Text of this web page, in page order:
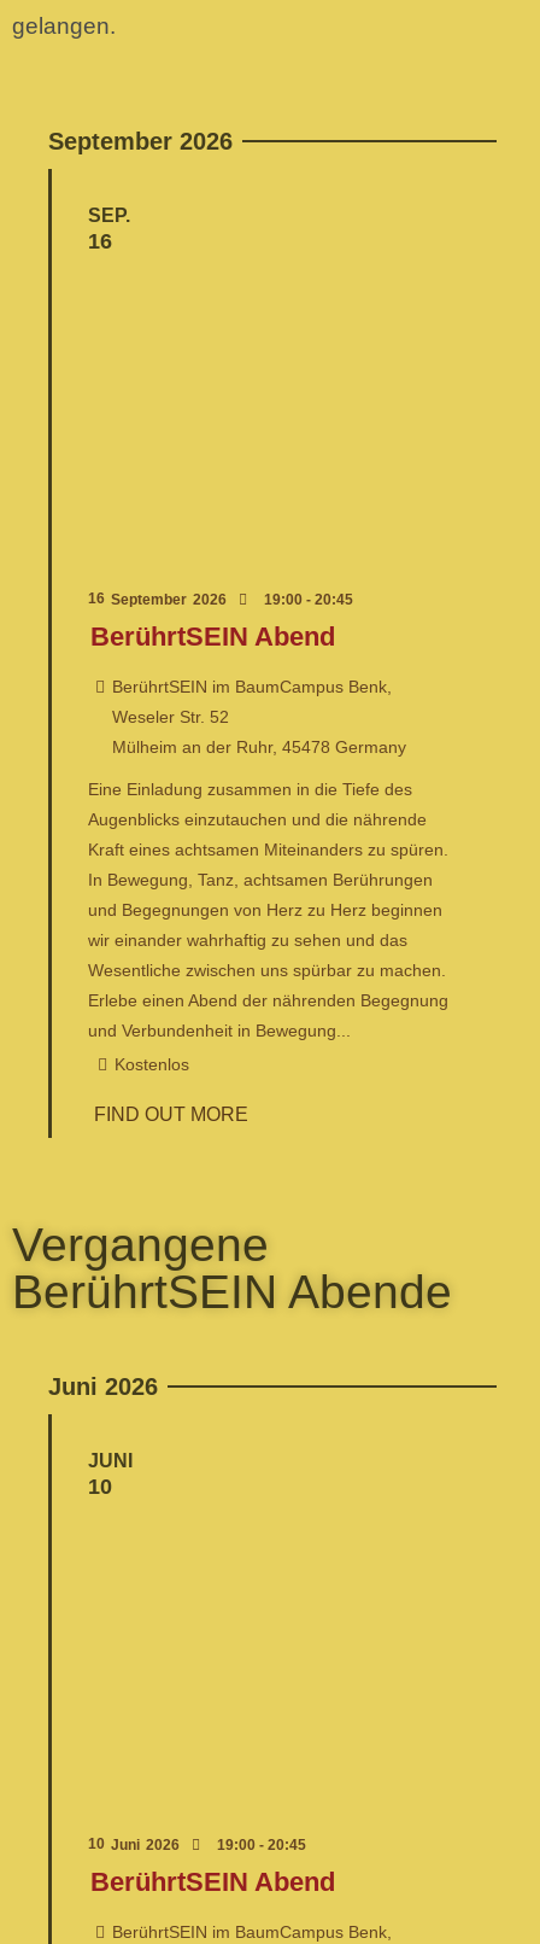
gelangen.
September 2026
SEP.
16
16 September 2026 19:00 - 20:45
BerührtSEIN Abend
BerührtSEIN im BaumCampus Benk,
Weseler Str. 52
Mülheim an der Ruhr, 45478 Germany
Eine Einladung zusammen in die Tiefe des
Augenblicks einzutauchen und die nährende
Kraft eines achtsamen Miteinanders zu spüren.
In Bewegung, Tanz, achtsamen Berührungen
und Begegnungen von Herz zu Herz beginnen
wir einander wahrhaftig zu sehen und das
Wesentliche zwischen uns spürbar zu machen.
Erlebe einen Abend der nährenden Begegnung
und Verbundenheit in Bewegung...
Kostenlos
FIND OUT MORE
Vergangene
BerührtSEIN Abende
Juni 2026
JUNI
10
10 Juni 2026 19:00 - 20:45
BerührtSEIN Abend
BerührtSEIN im BaumCampus Benk,